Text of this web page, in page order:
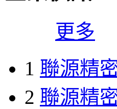
更多
1 聯源精
2 聯源精